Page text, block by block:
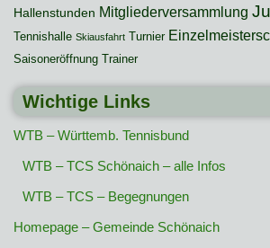
Hallenstunden Mitgliederversammlung
Tennishalle Skiausfahrt Turnier
Saisoneröffnung Trainer
Wichtige Links
WTB – Württemb. Tennisbund
WTB – TCS Schönaich – alle Infos
WTB – TCS – Begegnungen
Homepage – Gemeinde Schönaich